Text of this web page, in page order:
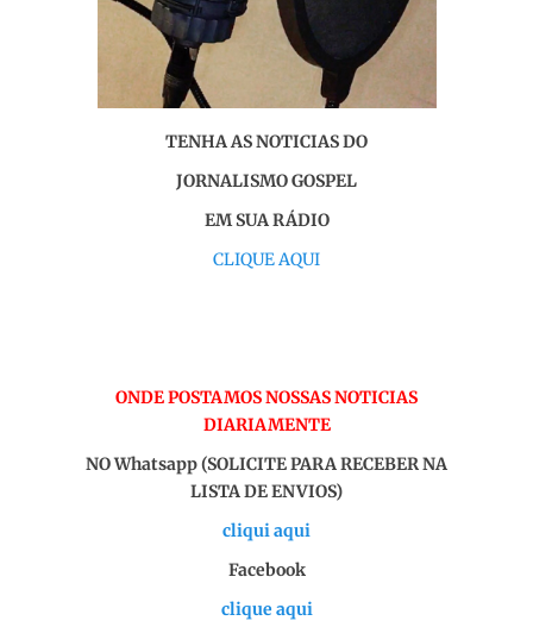
TENHA AS NOTICIAS DO
JORNALISMO GOSPEL
EM SUA RÁDIO
CLIQUE AQUI
ONDE POSTAMOS NOSSAS NOTICIAS
DIARIAMENTE
NO Whatsapp (SOLICITE PARA RECEBER NA
LISTA DE ENVIOS)
cliqui aqui
Facebook
clique aqui